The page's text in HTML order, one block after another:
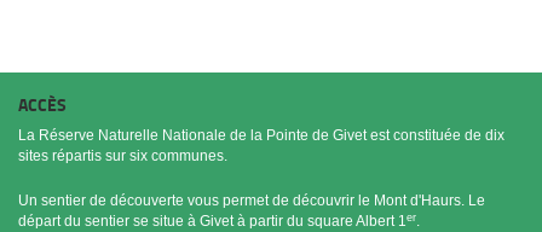
ACCÈS
La Réserve Naturelle Nationale de la Pointe de Givet est constituée de dix
sites répartis sur six communes.
Un sentier de découverte vous permet de découvrir le Mont d'Haurs. Le
départ du sentier se situe à Givet à partir du square Albert 1er.